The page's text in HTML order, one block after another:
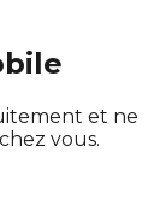
et ne
vous.